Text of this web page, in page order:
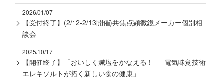
2026/01/07
【受付終了】(2/12-2/13開催)共焦点顕微鏡メーカー個別相
談会
2025/10/17
【開催終了】「おいしく減塩をかなえる！ ― 電気味覚技術
エレキソルトが拓く新しい食の健康」